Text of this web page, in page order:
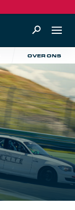
OVER ONS